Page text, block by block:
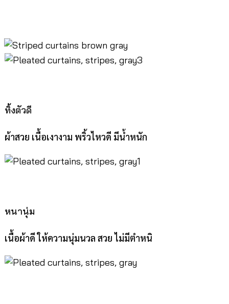
ทิ้งตัวดี
ผ้าสวย เนื้อเงางาม พริ้วไหวดี มีน้ำหนัก
หนานุ่ม
เนื้อผ้าดี ให้ความนุ่มนวล สวย ไม่มีตำหนิ